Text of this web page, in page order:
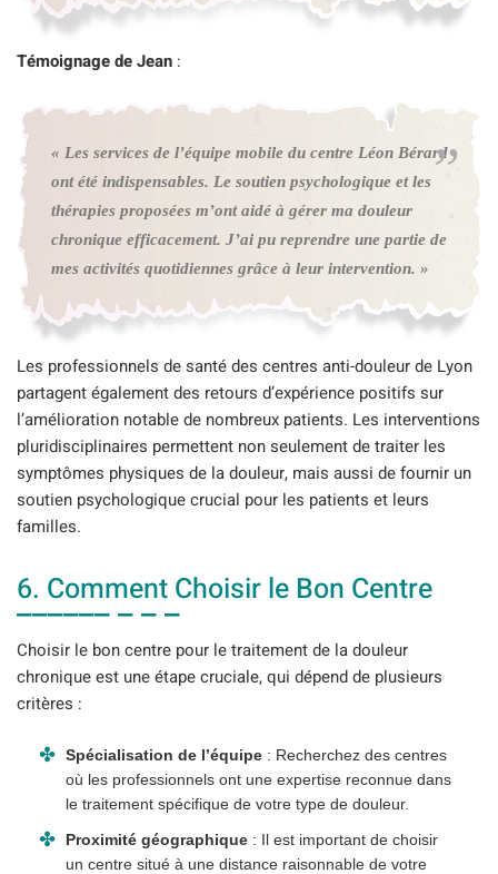
Témoignage de Jean :
« Les services de l’équipe mobile du centre Léon Bérard
ont été indispensables. Le soutien psychologique et les
thérapies proposées m’ont aidé à gérer ma douleur
chronique efficacement. J’ai pu reprendre une partie de
mes activités quotidiennes grâce à leur intervention. »
Les professionnels de santé des centres anti-douleur de Lyon
partagent également des retours d’expérience positifs sur
l’amélioration notable de nombreux patients. Les interventions
pluridisciplinaires permettent non seulement de traiter les
symptômes physiques de la douleur, mais aussi de fournir un
soutien psychologique crucial pour les patients et leurs
familles.
6. Comment Choisir le Bon Centre
Choisir le bon centre pour le traitement de la douleur
chronique est une étape cruciale, qui dépend de plusieurs
critères :
Spécialisation de l’équipe : Recherchez des centres
où les professionnels ont une expertise reconnue dans
le traitement spécifique de votre type de douleur.
Proximité géographique : Il est important de choisir
un centre situé à une distance raisonnable de votre